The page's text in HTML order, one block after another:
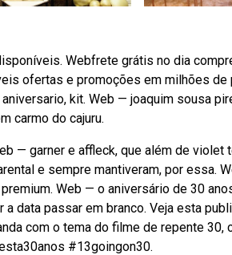
Webfrete grátis no dia
ofertas e promoções em milhões
kit. Web — joaquim sousa
carmo do cajuru.
— garner e affleck, que além de violet
e sempre mantiveram, por essa.
Web — o aniversário de 30
data passar em branco. Veja esta
com o tema do filme de repente
#13goingon30.